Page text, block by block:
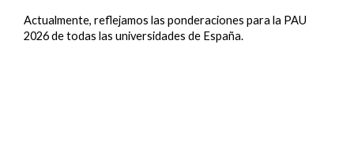
Actualmente, reflejamos las ponderaciones para la PAU
2026 de todas las universidades de España.